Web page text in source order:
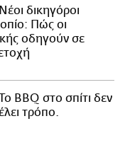
δικηγόροι
Πώς οι
οδηγούν σε
BBQ στο σπίτι δεν
τρόπο.